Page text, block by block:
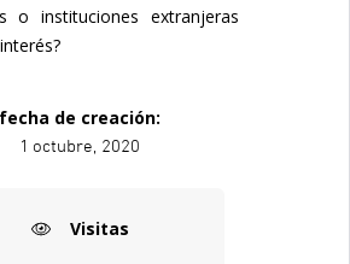
o instituciones extranjeras
fecha de creación:
1 octubre, 2020
Visitas